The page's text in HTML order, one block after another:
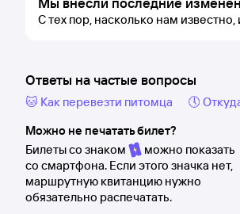
С тех пор, насколько нам
Ответы на частые вопросы
🐱 Как перевезти питомца 🕔
Можно не печатать билет?
Билеты со знаком
можно показать
со смартфона. Если этого значка нет,
маршрутную квитанцию нужно
обязательно распечатать.